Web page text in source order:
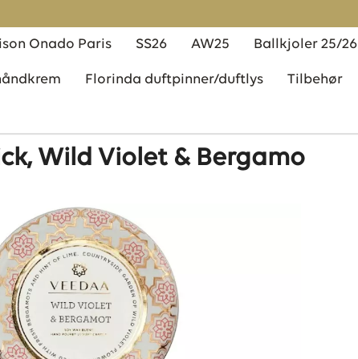
Onado Paris SS26 AW25 Ballkjoler 25/26
Florinda duftpinner/duftlys Tilbehør
Wild Violet & Bergamo